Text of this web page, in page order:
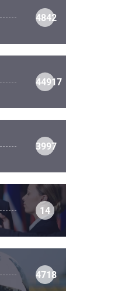
4842
44917
3997
14
4718